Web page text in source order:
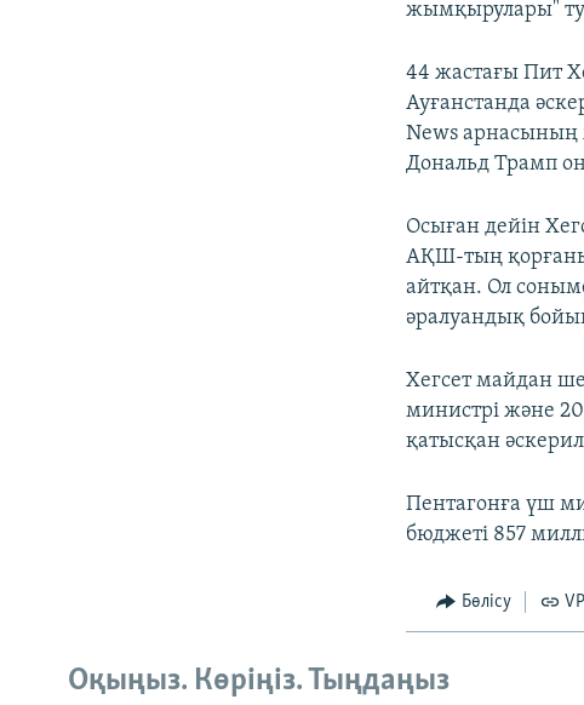
жымқырулары"
44 жастағы Пит
Ауғанстанда
News арнасының
Дональд Трамп
Осыған дейін
АҚШ-тың
айтқан. Ол
әралуандық
Хегсет майдан
министрі және
қатысқан
Пентагонға үш
бюджеті 857
Бөлісу
Оқыңыз. Көріңіз. Тыңдаңыз